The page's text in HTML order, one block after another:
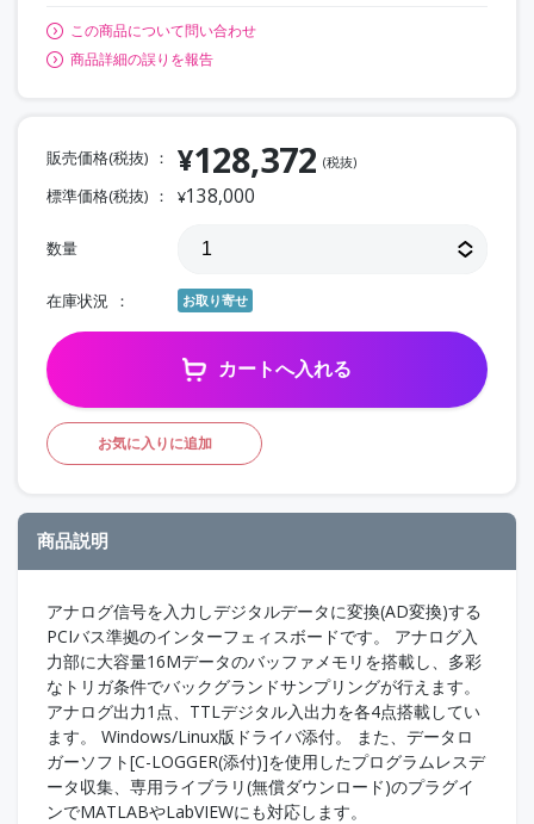
この商品について問い合わせ
商品詳細の誤りを報告
販売価格(税抜) ¥128,372 (税抜)
標準価格(税抜) ¥138,000
数量
在庫状況 お取り寄せ
カートへ入れる
お気に入りに追加
商品説明
アナログ信号を入力しデジタルデータに変換(AD変換)する
PCIバス準拠のインターフェィスボードです。 アナログ入
力部に大容量16Mデータのバッファメモリを搭載し、多彩
なトリガ条件でバックグランドサンプリングが行えます。
アナログ出力1点、TTLデジタル入出力を各4点搭載してい
ます。 Windows/Linux版ドライバ添付。 また、データロ
ガーソフト[C-LOGGER(添付)]を使用したプログラムレスデ
ータ収集、専用ライブラリ(無償ダウンロード)のプラグイ
ンでMATLABやLabVIEWにも対応します。